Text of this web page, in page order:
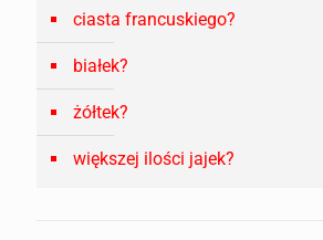
ciasta francuskiego?
białek?
żółtek?
większej ilości jajek?